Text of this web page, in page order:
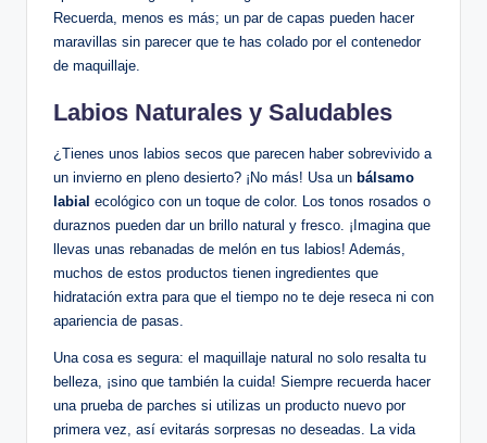
Recuerda, menos es más; un par de capas pueden hacer
maravillas sin parecer que te has colado por el contenedor
de maquillaje.
Labios Naturales y Saludables
¿Tienes unos labios secos que parecen haber sobrevivido a
un invierno en pleno desierto? ¡No más! Usa un bálsamo
labial ecológico con un toque de color. Los tonos rosados o
duraznos pueden dar un brillo natural y fresco. ¡Imagina que
llevas unas rebanadas de melón en tus labios! Además,
muchos de estos productos tienen ingredientes que
hidratación extra para que el tiempo no te deje reseca ni con
apariencia de pasas.
Una cosa es segura: el maquillaje natural no solo resalta tu
belleza, ¡sino que también la cuida! Siempre recuerda hacer
una prueba de parches si utilizas un producto nuevo por
primera vez, así evitarás sorpresas no deseadas. La vida